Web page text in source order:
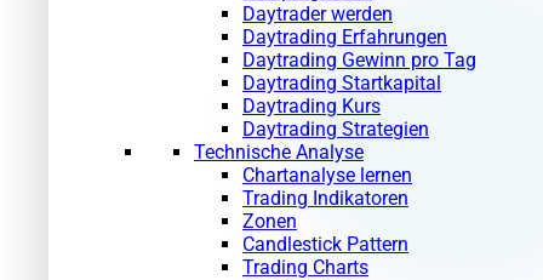
Daytrader werden
Daytrading Erfahrungen
Daytrading Gewinn pro Tag
Daytrading Startkapital
Daytrading Kurs
Daytrading Strategien
Technische Analyse
Chartanalyse lernen
Trading Indikatoren
Zonen
Candlestick Pattern
Trading Charts